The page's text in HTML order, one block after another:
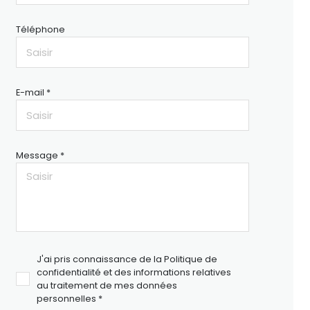
Téléphone
E-mail *
Message *
J'ai pris connaissance de la Politique de
confidentialité et des informations relatives
au traitement de mes données
personnelles *